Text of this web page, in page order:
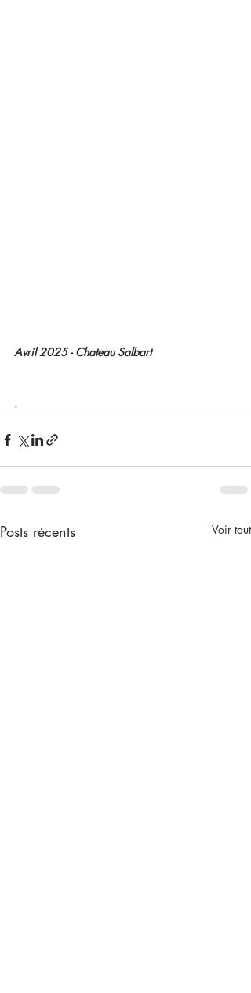
Avril 2025 - Chateau Salbart
.
Posts récents Voir tout